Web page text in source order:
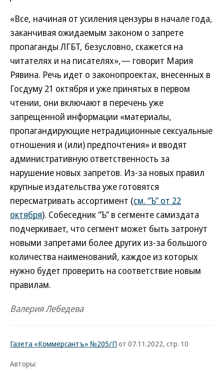
«Все, начиная от усиления цензуры в начале года,
заканчивая ожидаемым законом о запрете
пропаганды ЛГБТ, безусловно, скажется на
читателях и на писателях»,— говорит Мария
Рявина. Речь идет о законопроектах, внесенных в
Госдуму 21 октября и уже принятых в первом
чтении, они включают в перечень уже
запрещенной информации «материалы,
пропагандирующие нетрадиционные сексуальные
отношения и (или) предпочтения» и вводят
административную ответственность за
нарушение новых запретов. Из-за новых правил
крупные издательства уже готовятся
пересматривать ассортимент (см. “Ъ” от 22
октября). Собеседник “Ъ” в сегменте самиздата
подчеркивает, что сегмент может быть затронут
новыми запретами более других из-за большого
количества наименований, каждое из которых
нужно будет проверить на соответствие новым
правилам.
Валерия Лебедева
Газета «Коммерсантъ» №205/П от 07.11.2022, стр. 10
Авторы: